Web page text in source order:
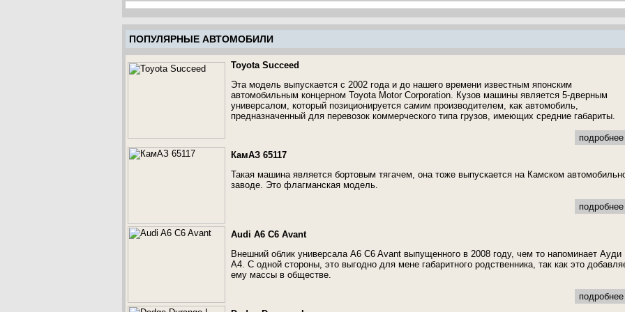
ПОПУЛЯРНЫЕ АВТОМОБИЛИ
Toyota Succeed
Эта модель выпускается с 2002 года и до нашего времени известным японским
автомобильным концерном Toyota Motor Corporation. Кузов машины является 5-дверным
универсалом, который позиционируется самим производителем, как автомобиль,
предназначенный для перевозок коммерческого типа грузов, имеющих средние габариты.
КамАЗ 65117
Такая машина является бортовым тягачем, она тоже выпускается на Камском
заводе. Это флагманская модель.
Audi A6 C6 Avant
Внешний облик универсала A6 C6 Avant выпущенного в 2008 году, чем то напоминает Ауди
А4. С одной стороны, это выгодно для мене габаритного родственника, так как это
ему массы в обществе.